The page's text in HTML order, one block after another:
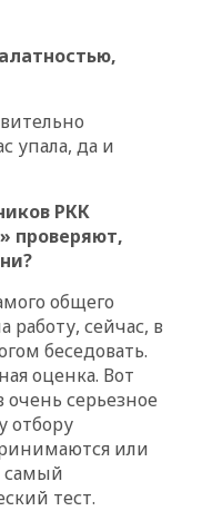
упала, да и
РКК
проверяют,
общего
работу, сейчас, в
беседовать.
оценка. Вот
очень серьезное
отбору
или
самый
тест.